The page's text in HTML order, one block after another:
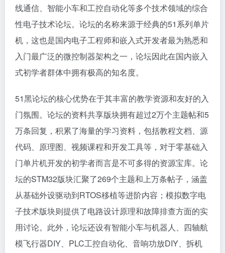
线通信、智能小车和工控自动化等多个技术领域的综合
性电子技术论坛。论坛的名称来源于经典的51系列单片
机，这也是国内电子工程师和嵌入式开发者最为熟悉和
入门最广泛的微控制器架构之一，论坛因此在国内嵌入
式初学者群体中拥有极高的知名度。
51黑论坛的核心优势在于其丰富的教学资源和友好的入
门氛围。论坛的资料共享版块拥有超过2万个主题帖和5
万条回复，积累了海量的学习资料，包括教程文档、源
代码、原理图、视频课程和开发工具等，对于零基础入
门单片机开发的初学者而言是不可多得的资源宝库。论
坛的STM32版块汇聚了269个主题和上万条帖子，涵盖
从基础外设驱动到RTOS移植等进阶内容；模拟数字电
子技术版块则提供了电路设计原理和故障排查方面的实
用讨论。此外，论坛还设有智能小车与机器人、四轴航
模飞行器DIY、PLC工控自动化、音响功放DIY、拆机